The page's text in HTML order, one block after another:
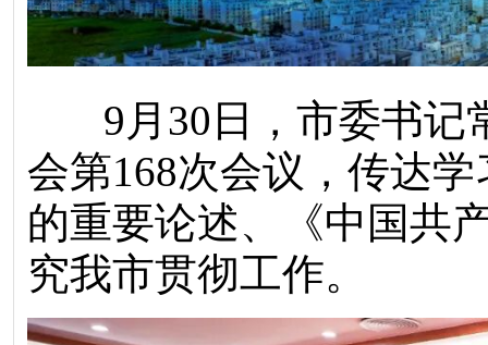
9月30日，市委书记
会第168次会议，传达
的重要论述、《中国共
究我市贯彻工作。